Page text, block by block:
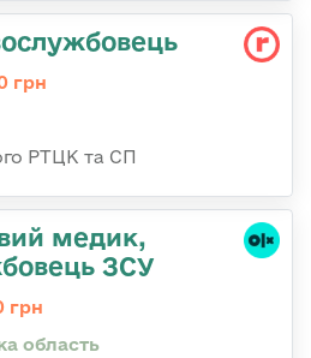
грн
РТЦК та СП
медик,
ЗСУ
грн
область